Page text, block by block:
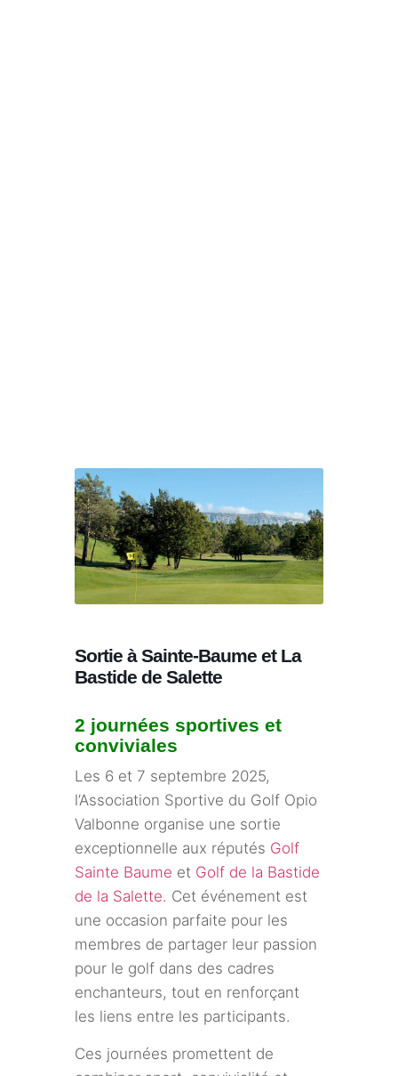
Sortie à Sainte-Baume et La
Bastide de Salette
2 journées sportives et
conviviales
Les 6 et 7 septembre 2025,
l’Association Sportive du Golf Opio
Valbonne organise une sortie
exceptionnelle aux réputés Golf
Sainte Baume et Golf de la Bastide
de la Salette. Cet événement est
une occasion parfaite pour les
membres de partager leur passion
pour le golf dans des cadres
enchanteurs, tout en renforçant
les liens entre les participants.
Ces journées promettent de